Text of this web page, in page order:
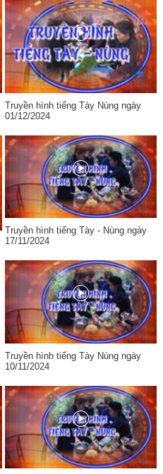
Truyền hình tiếng Tày Nùng ngày
01/12/2024
Truyền hình tiếng Tày - Nùng ngày
17/11/2024
Truyền hình tiếng Tày Nùng ngày
10/11/2024